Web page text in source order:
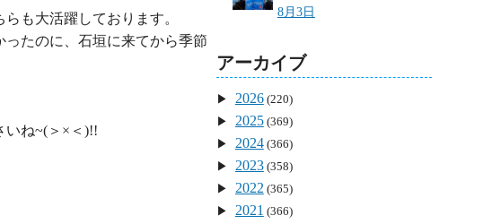
も大活躍しております。
たのに、石垣に来てから季節
いね~(＞×＜)!!
8月3日
アーカイブ
2026(220)
2025(369)
2024(366)
2023(358)
2022(365)
2021 (366)